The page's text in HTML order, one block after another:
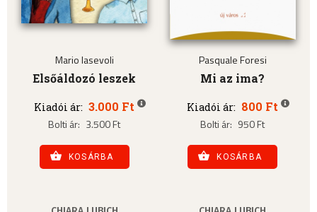
Mario Iasevoli
Elsőáldozó leszek
Kiadói ár: 3.000 Ft
Bolti ár: 3.500 Ft
KOSÁRBA
Pasquale Foresi
Mi az ima?
Kiadói ár: 800 Ft
Bolti ár: 950 Ft
KOSÁRBA